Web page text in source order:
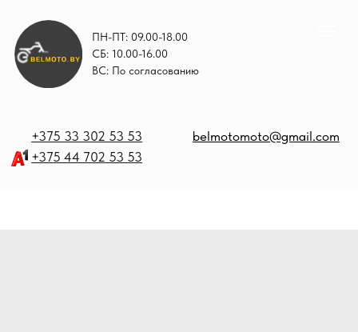
ПН-ПТ: 09.00-18.00
СБ: 10.00-16.00
ВС: По согласованию